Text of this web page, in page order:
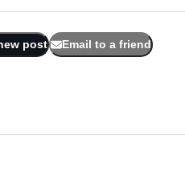
post Email to a friend